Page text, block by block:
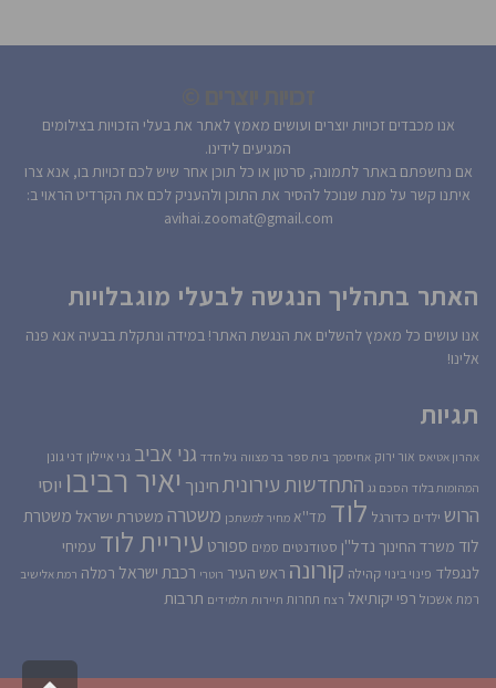
אנו מכבדים זכויות יוצרים ועושים מאמץ לאתר את בעלי הזכויות בצילומים
המגיעים לידינו.
אם נחשפתם באתר לתמונה, סרטון או כל תוכן אחר שיש לכם זכויות בו, אנא צרו
איתנו קשר על מנת שנוכל להסיר את התוכן ולהעניק לכם את הקרדיט הראוי ב:
avihai.zoomat@gmail.com
האתר בתהליך הנגשה לבעלי מוגבלויות
אנו עושים כל מאמץ להשלים את הנגשת האתר! במידה ונתקלת בבעיה אנא פנה
אלינו!
תגיות
אהרון אטיאס אור ירוק אחיסמך בית ספר בר מצווה גיל חדד גני אביב גני איילון דני גונן
המהומות בלוד הסכם גג התחדשות עירוניתחינוך יאיר רביבו יוסי
הרוש ילדים כדורגל לוד מד''א מחיר למשתכן משטרה משטרת ישראל משטרת
לוד משרד החינוך נדל''ן סטודנטים סמים ספורט עיריית לוד עמיחי
לנגפלד פינוי בינוי קהילה קורונה ראש העיר רוטרי רכבת ישראל רמלה רמת אלישיב
רמת אשכול רפי יקותיאל רצח תחרות תיירות תלמידים תרבות